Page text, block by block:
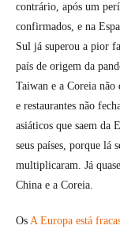
contrário, após um
confirmados, e na
Sul já superou a pior
país de origem da
Taiwan e a Coreia não
e restaurantes não
asiáticos que saem da
seus países, porque lá
multiplicaram. Já
China e a Coreia.
Os A Europa está